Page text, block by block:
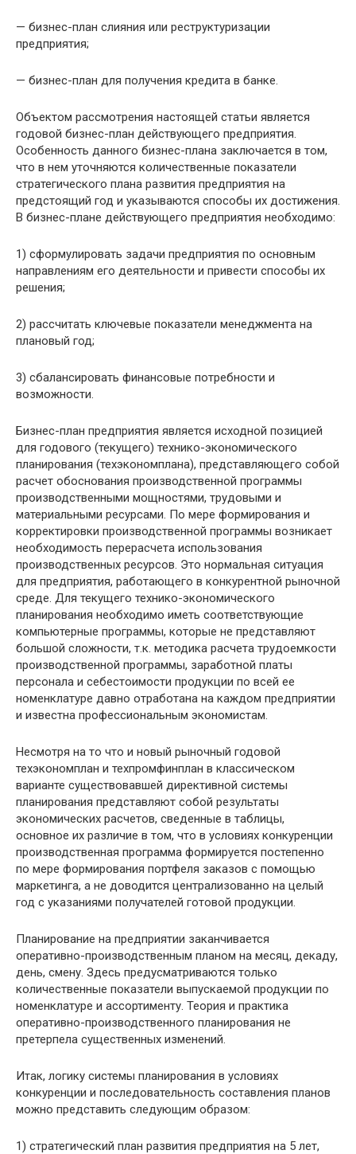
— бизнес-план слияния или реструктуризации
предприятия;
— бизнес-план для получения кредита в банке.
Объектом рассмотрения настоящей статьи является
годовой бизнес-план действующего предприятия.
Особенность данного бизнес-плана заключается в том,
что в нем уточняются количественные показатели
стратегического плана развития предприятия на
предстоящий год и указываются способы их достижения.
В бизнес-плане действующего предприятия необходимо:
1) сформулировать задачи предприятия по основным
направлениям его деятельности и привести способы их
решения;
2) рассчитать ключевые показатели менеджмента на
плановый год;
3) сбалансировать финансовые потребности и
возможности.
Бизнес-план предприятия является исходной позицией
для годового (текущего) технико-экономического
планирования (техэкономплана), представляющего собой
расчет обоснования производственной программы
производственными мощностями, трудовыми и
материальными ресурсами. По мере формирования и
корректировки производственной программы возникает
необходимость перерасчета использования
производственных ресурсов. Это нормальная ситуация
для предприятия, работающего в конкурентной рыночной
среде. Для текущего технико-экономического
планирования необходимо иметь соответствующие
компьютерные программы, которые не представляют
большой сложности, т.к. методика расчета трудоемкости
производственной программы, заработной платы
персонала и себестоимости продукции по всей ее
номенклатуре давно отработана на каждом предприятии
и известна профессиональным экономистам.
Несмотря на то что и новый рыночный годовой
техэкономплан и техпромфинплан в классическом
варианте существовавшей директивной системы
планирования представляют собой результаты
экономических расчетов, сведенные в таблицы,
основное их различие в том, что в условиях конкуренции
производственная программа формируется постепенно
по мере формирования портфеля заказов с помощью
маркетинга, а не доводится централизованно на целый
год с указаниями получателей готовой продукции.
Планирование на предприятии заканчивается
оперативно-производственным планом на месяц, декаду,
день, смену. Здесь предусматриваются только
количественные показатели выпускаемой продукции по
номенклатуре и ассортименту. Теория и практика
оперативно-производственного планирования не
претерпела существенных изменений.
Итак, логику системы планирования в условиях
конкуренции и последовательность составления планов
можно представить следующим образом:
1) стратегический план развития предприятия на 5 лет,